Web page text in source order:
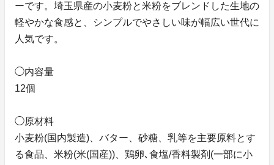
ーです。埼玉県産の小麦粉と米粉をブレンドした生地の
軽やかな食感と、シンプルでやさしい味が幅広い世代に
人気です。
◯内容量
12個
◯原材料
小麦粉(国内製造)、バター、砂糖、乳等を主要原料とす
る食品、米粉(米(国産))、鶏卵､食塩/香料製剤(一部に小